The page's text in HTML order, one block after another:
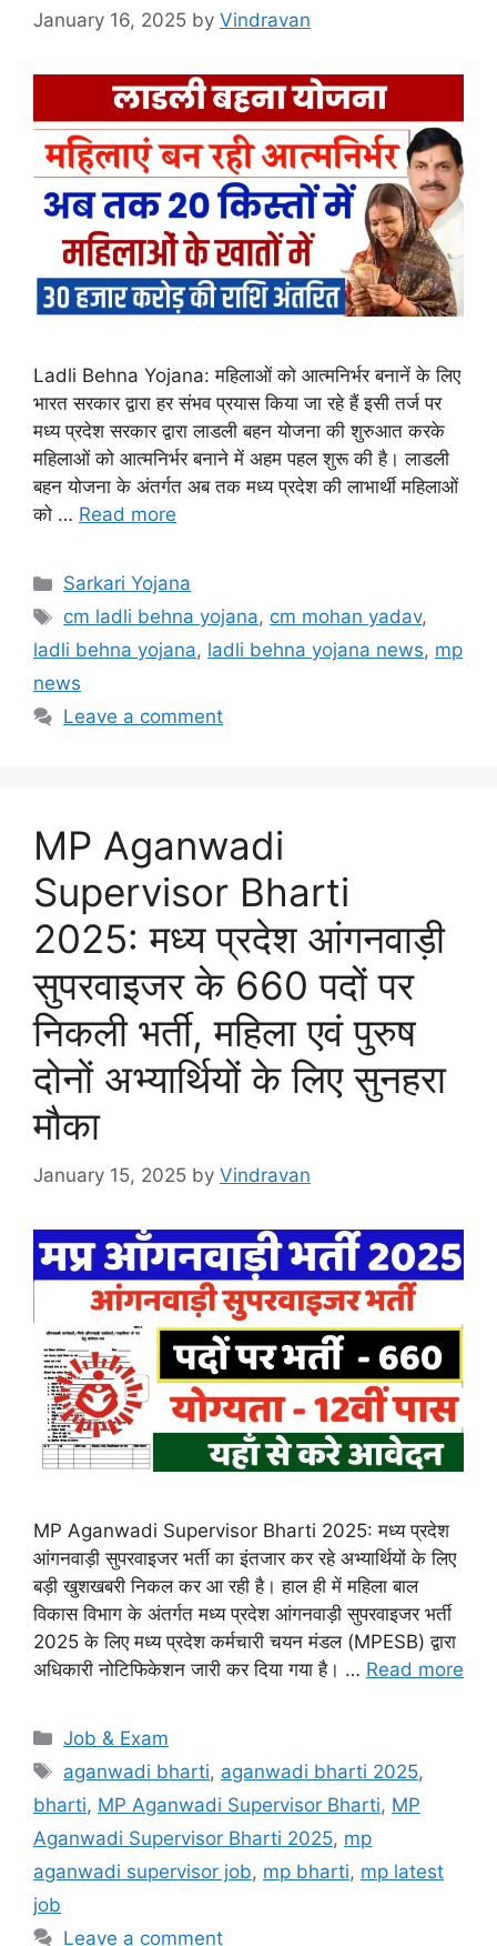
January 16, 2025 by Vindravan
Ladli Behna Yojana: महिलाओं को आत्मनिर्भर बनानें के लिए
भारत सरकार द्वारा हर संभव प्रयास किया जा रहे हैं इसी तर्ज पर
मध्य प्रदेश सरकार द्वारा लाडली बहन योजना की शुरुआत करके
महिलाओं को आत्मनिर्भर बनाने में अहम पहल शुरू की है। लाडली
बहन योजना के अंतर्गत अब तक मध्य प्रदेश की लाभार्थी महिलाओं
को … Read more
Categories
Sarkari Yojana
Tags
cm ladli behna yojana, cm mohan yadav,
ladli behna yojana, ladli behna yojana news, mp
news
Leave a comment
MP Aganwadi
Supervisor Bharti
2025: मध्य प्रदेश आंगनवाड़ी
सुपरवाइजर के 660 पदों पर
निकली भर्ती, महिला एवं पुरुष
दोनों अभ्यार्थियों के लिए सुनहरा
मौका
January 15, 2025 by Vindravan
MP Aganwadi Supervisor Bharti 2025: मध्य प्रदेश
आंगनवाड़ी सुपरवाइजर भर्ती का इंतजार कर रहे अभ्यार्थियों के लिए
बड़ी खुशखबरी निकल कर आ रही है। हाल ही में महिला बाल
विकास विभाग के अंतर्गत मध्य प्रदेश आंगनवाड़ी सुपरवाइजर भर्ती
2025 के लिए मध्य प्रदेश कर्मचारी चयन मंडल (MPESB) द्वारा
अधिकारी नोटिफिकेशन जारी कर दिया गया है। … Read more
Categories
Job & Exam
Tags
aganwadi bharti, aganwadi bharti 2025,
bharti, MP Aganwadi Supervisor Bharti, MP
Aganwadi Supervisor Bharti 2025, mp
aganwadi supervisor job, mp bharti, mp latest
job
Leave a comment